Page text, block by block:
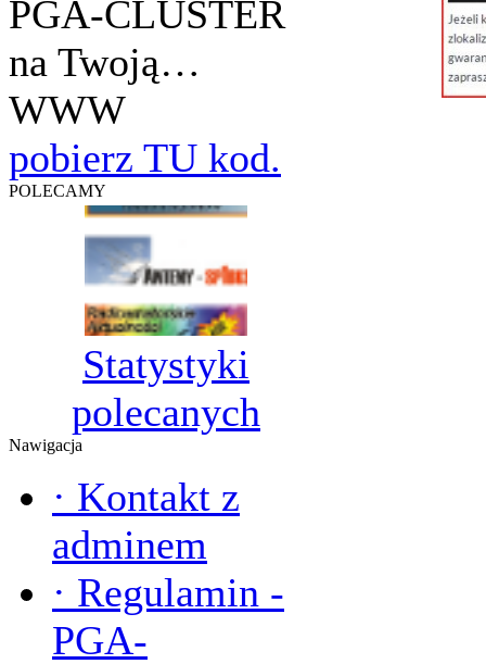
PGA-CLUSTER
na Twoją…
WWW
pobierz TU kod.
POLECAMY
Statystyki
polecanych
Nawigacja
· Kontakt z
adminem
· Regulamin -
PGA-